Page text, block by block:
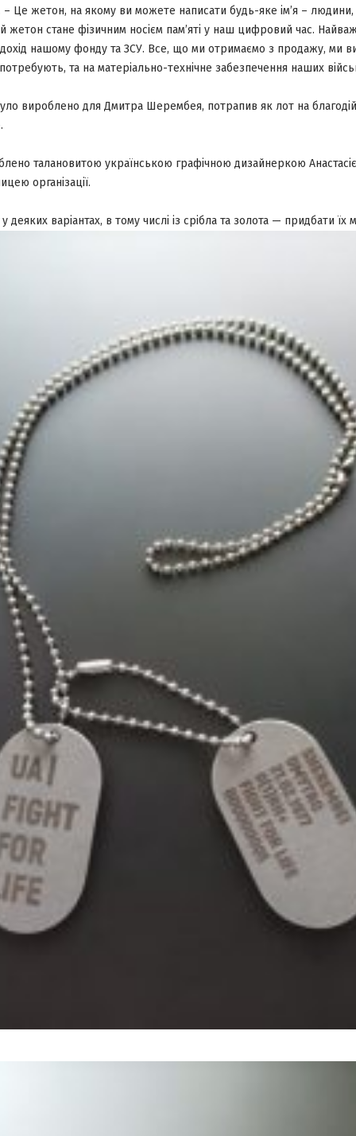
Це жетон, на якому ви можете написати будь-яке ім’я – людини,
жетон стане фізичним носієм пам’яті у наш цифровий час.
нашому фонду та ЗСУ. Все, що ми отримаємо з продажу, ми
та на матеріально-технічне забезпечення наших
вироблено для Дмитра Шерембея, потрапив як лот на
талановитою українською графічною дизайнеркою
організації.
деяких варіантах, в тому числі із срібла та золота — придбати їх